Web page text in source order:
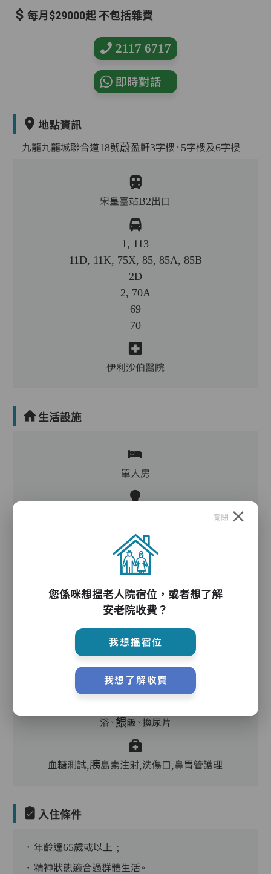
每月$29000起 不包括雜費
2117 6717
即時對話
地點資訊
九龍九龍城聯合道18號蔚盈軒3字樓、5字樓及6字樓
宋皇臺站B2出口
1, 113
11D, 11K, 75X, 85, 85A, 85B
2D
2, 70A
69
70
伊利沙伯醫院
生活設施
單人房
客廳,飯廳,活動區,廚房,洗衣房,物理治療設施,冷
氣,暖氣
主管,助理員,護理員,保健員,護士
浴、餵飯、換尿片
血糖測試,胰島素注射,洗傷口,鼻胃管護理
入住條件
．年齡達65歲或以上﹔
．精神狀態適合過群體生活。
關閉
您係咪想搵老人院宿位，或者想了解
安老院收費？
我想搵宿位
我想了解收費